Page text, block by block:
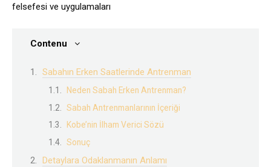
felsefesi ve uygulamaları
Contenu
Sabahın Erken Saatlerinde Antrenman
Neden Sabah Erken Antrenman?
Sabah Antrenmanlarının İçeriği
Kobe’nin İlham Verici Sözü
Sonuç
Detaylara Odaklanmanın Anlamı